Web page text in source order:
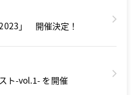
」 開催決定！
ト-vol.1- を開催